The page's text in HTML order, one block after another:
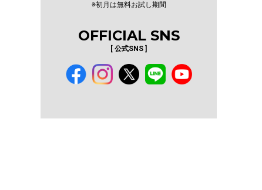
※初月は無料お試し期間
OFFICIAL SNS
[ 公式SNS ]